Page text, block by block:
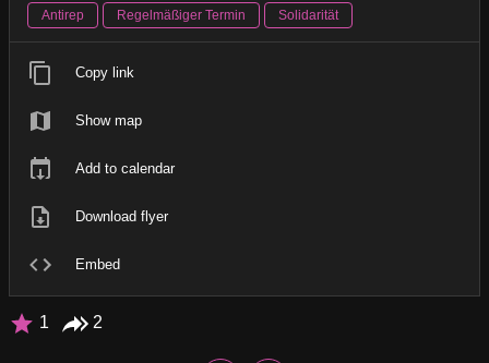
Antirep Regelmäßiger Termin Solidarität
Copy link
Show map
Add to calendar
Download flyer
Embed
1 2